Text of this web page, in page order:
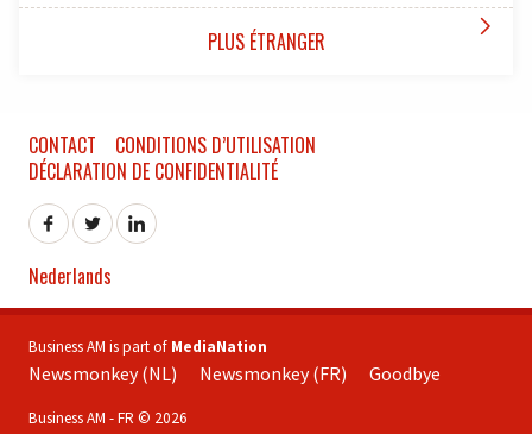
PLUS ÉTRANGER 
CONTACT
CONDITIONS D’UTILISATION
DÉCLARATION DE CONFIDENTIALITÉ
Nederlands
Business AM is part of MediaNation
Newsmonkey (NL) Newsmonkey (FR) Goodbye
Business AM - FR © 2026